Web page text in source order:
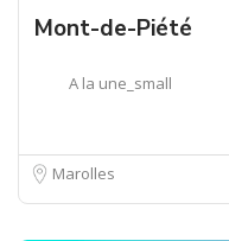
Mont-de-Piété
A la une_small
Marolles